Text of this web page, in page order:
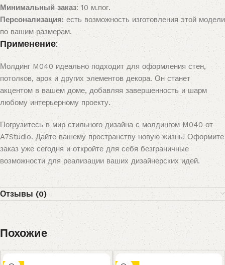
Минимальный заказ: 10 м.пог.
Персонализация: есть возможность изготовления этой модели
по вашим размерам.
Применение:
Молдинг M040 идеально подходит для оформления стен,
потолков, арок и других элементов декора. Он станет
акцентом в вашем доме, добавляя завершенность и шарм
любому интерьерному проекту.
Погрузитесь в мир стильного дизайна с молдингом M040 от
A7Studio. Дайте вашему пространству новую жизнь! Оформите
заказ уже сегодня и откройте для себя безграничные
возможности для реализации ваших дизайнерских идей.
Отзывы (0)
Похожие